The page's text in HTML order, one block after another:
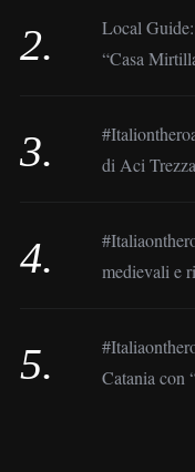
Local
“Casa
di Aci
medievali e
Catania con